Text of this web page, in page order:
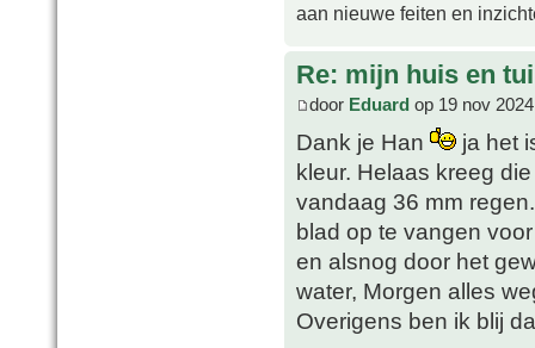
aan nieuwe feiten en
Re: mijn huis en
door Eduard op 19 nov
Dank je Han
ja het
kleur. Helaas kreeg
vandaag 36 mm
blad op te vangen
en alsnog door het
water, Morgen alles
Overigens ben ik blij